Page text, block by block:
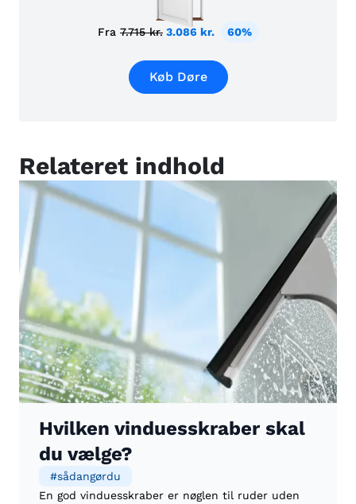
Fra 7.715 kr. 3.086 kr. 60%
Køb Døre
Relateret indhold
Hvilken vinduesskraber skal
du vælge?
#sådangørdu
En god vinduesskraber er nøglen til ruder uden